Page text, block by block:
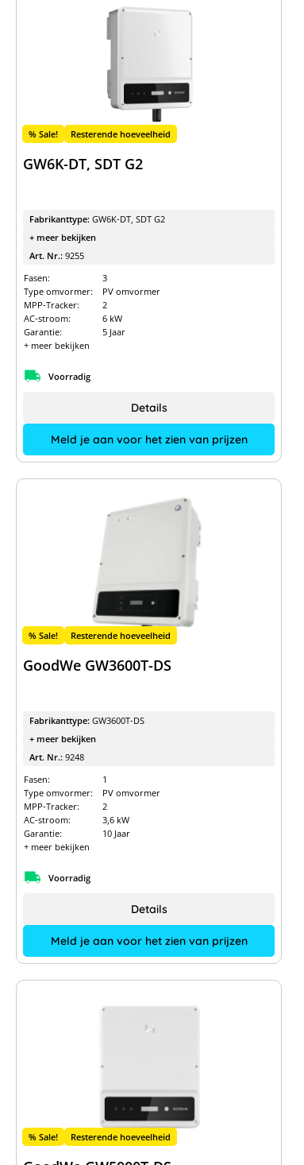
% Sale! Resterende hoeveelheid
GW6K-DT, SDT G2
Fabrikanttype: GW6K-DT, SDT G2
+ meer bekijken
Art. Nr.: 9255
Fasen:
3
Type omvormer:
PV omvormer
MPP-Tracker:
2
AC-stroom:
6 kW
Garantie:
5 Jaar
+ meer bekijken
Voorradig
Meld je aan voor het zien van prijzen
Details
% Sale! Resterende hoeveelheid
GoodWe GW3600T-DS
Fabrikanttype: GW3600T-DS
+ meer bekijken
Art. Nr.: 9248
Fasen:
1
Type omvormer:
PV omvormer
MPP-Tracker:
2
AC-stroom:
3,6 kW
Garantie:
10 Jaar
+ meer bekijken
Voorradig
Meld je aan voor het zien van prijzen
Details
% Sale! Resterende hoeveelheid